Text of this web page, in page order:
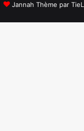
Jannah Thème par